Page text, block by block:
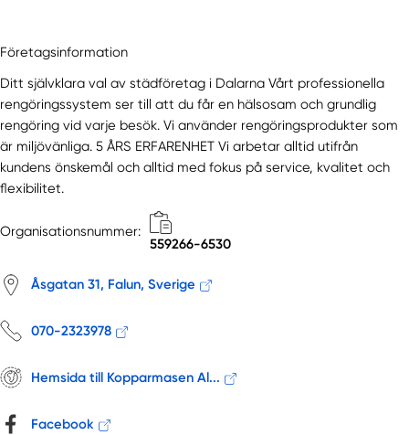
Företagsinformation
Ditt självklara val av städföretag i Dalarna Vårt professionella
rengöringssystem ser till att du får en hälsosam och grundlig
rengöring vid varje besök. Vi använder rengöringsprodukter som
är miljövänliga. 5 ÅRS ERFARENHET Vi arbetar alltid utifrån
kundens önskemål och alltid med fokus på service, kvalitet och
flexibilitet.
Organisationsnummer:
559266-6530
Åsgatan 31, Falun, Sverige
070-2323978
Hemsida till Kopparmasen Al...
Facebook